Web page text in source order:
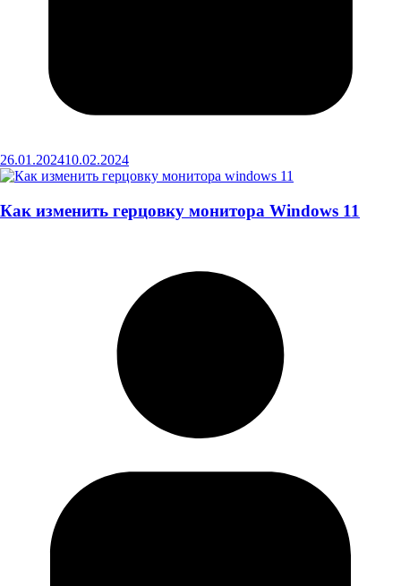
26.01.202410.02.2024
Как изменить герцовку монитора Windows 11